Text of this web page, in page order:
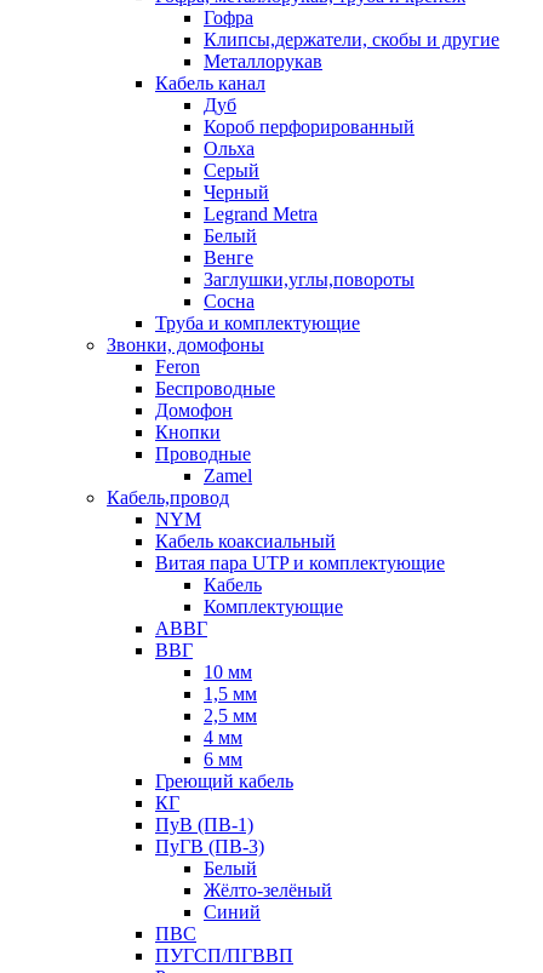
Гофра
Клипсы,держатели, скобы и другие
Металлорукав
Кабель канал
Дуб
Короб перфорированный
Ольха
Серый
Черный
Legrand Metra
Белый
Венге
Заглушки,углы,повороты
Сосна
Труба и комплектующие
Звонки, домофоны
Feron
Беспроводные
Домофон
Кнопки
Проводные
Zamel
Кабель,провод
NYM
Кабель коаксиальный
Витая пара UTP и комплектующие
Кабель
Комплектующие
АВВГ
ВВГ
10 мм
1,5 мм
2,5 мм
4 мм
6 мм
Греющий кабель
КГ
ПуВ (ПВ-1)
ПуГВ (ПВ-3)
Белый
Жёлто-зелёный
Синий
ПВС
ПУГСП/ПГВВП